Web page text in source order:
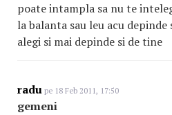
poate intampla sa nu te
la balanta sau leu acu depinde
alegi si mai depinde si de tine
radu pe 18 Feb 2011, 17:50
gemeni